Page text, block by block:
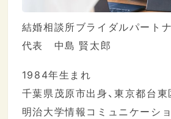
結婚相談所ブライダルパート
代表 中島 賢太郎
1984年生まれ
千葉県茂原市出身、東京都台東
明治大学情報コミュニケーシ